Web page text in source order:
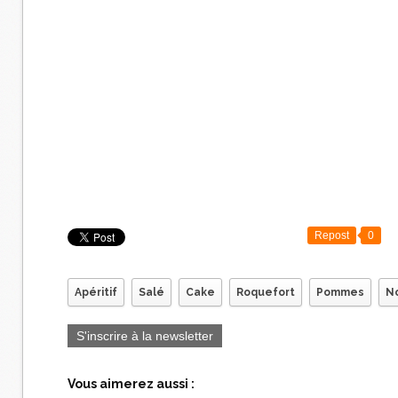
Repost 0
Apéritif Salé Cake Roquefort Pommes
S'inscrire à la newsletter
Vous aimerez aussi :